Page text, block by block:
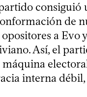
de
a
Así, el
interna